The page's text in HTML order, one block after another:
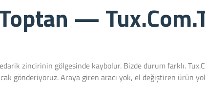
—
zincirinin gölgesinde kaybolur. Bizde durum farklı.
gönderiyoruz. Araya giren aracı yok, el değiştiren ürün